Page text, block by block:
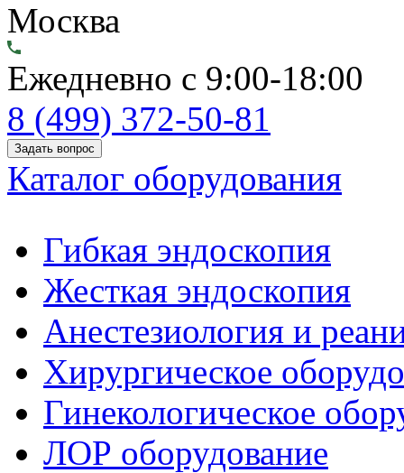
Москва
Ежедневно с 9:00-18:00
8 (499) 372-50-81
Задать вопрос
Каталог оборудования
Гибкая эндоскопия
Жесткая эндоскопия
Анестезиология и
Хирургическое
Гинекологическое
ЛОР оборудование